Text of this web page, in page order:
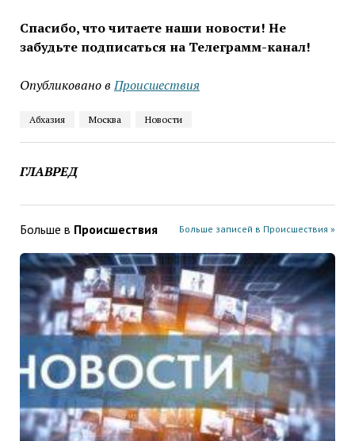
Спасибо, что читаете наши новости! Не
забудьте подписаться на Телеграмм-канал!
Опубликовано в Проиcшествия
Абхазия Москва Новости
ГЛАВРЕД
Больше в Проиcшествия Больше записей в Проиcшествия »